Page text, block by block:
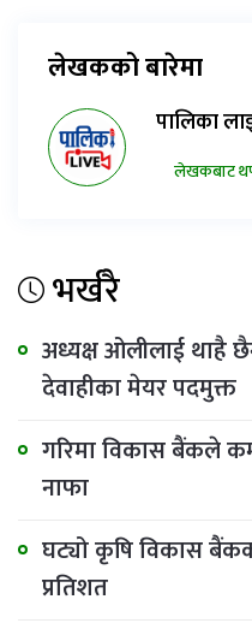
लेखकको बारेमा
पालिका
लेखकबाट
भर्खरै
अध्यक्ष ओलीलाई थाहै
देवाहीका मेयर पदमुक्त
गरिमा विकास बैंकले
नाफा
घट्यो कृषि विकास
प्रतिशत